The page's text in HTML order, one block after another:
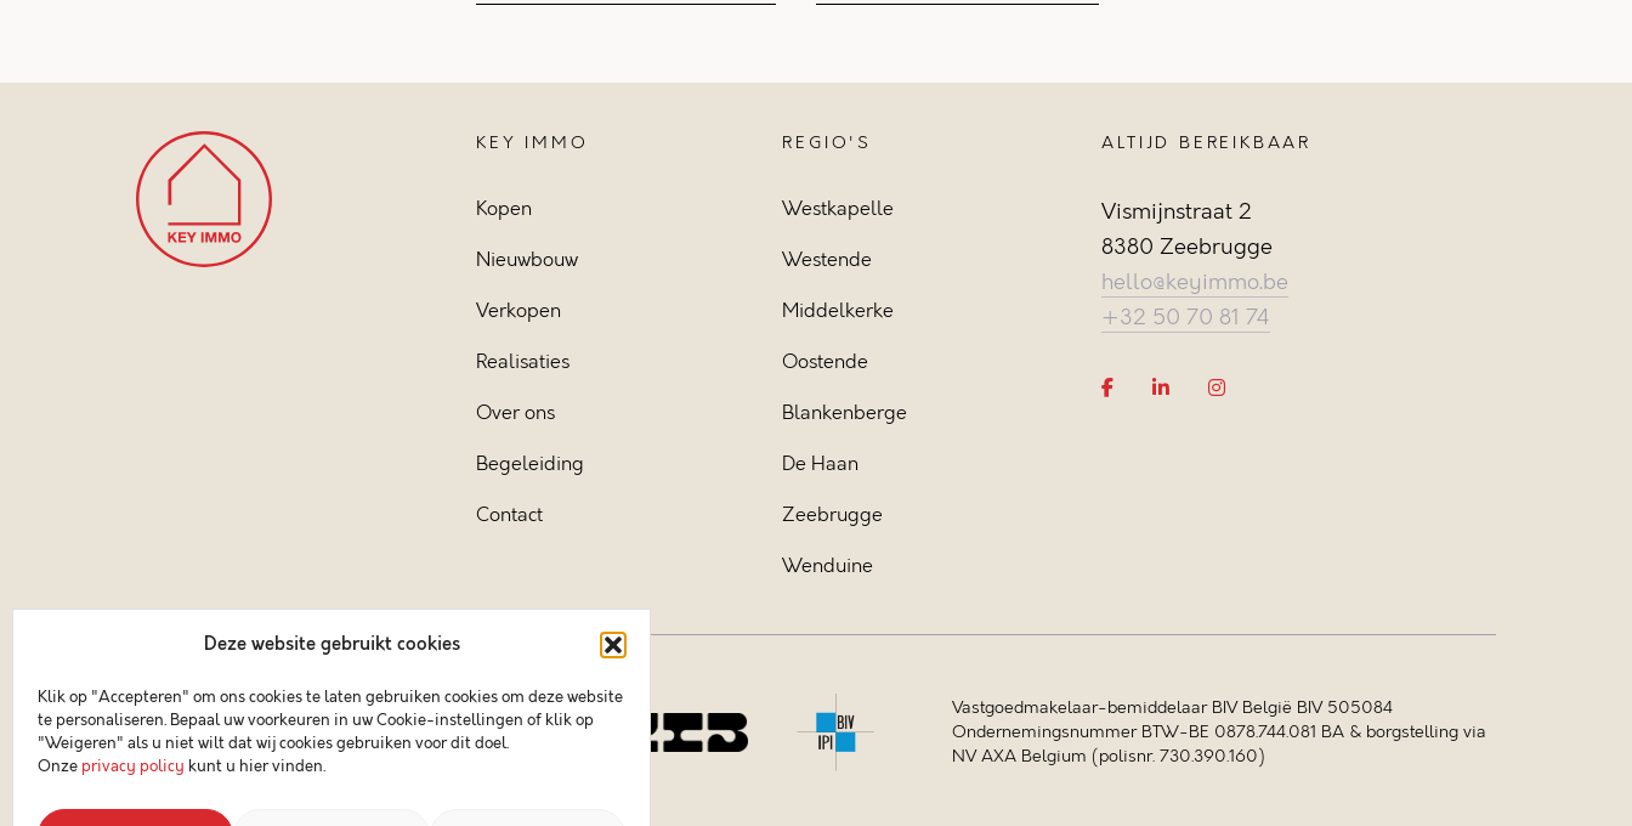
Deze website gebruikt cookies
Klik op "Accepteren" om ons cookies te laten gebruiken cookies om deze website
te personaliseren. Bepaal uw voorkeuren in uw Cookie-instellingen of klik op
"Weigeren" als u niet wilt dat wij cookies gebruiken voor dit doel.
Onze privacy policy kunt u hier vinden.
KEY IMMO
Kopen
Nieuwbouw
Verkopen
Realisaties
Over ons
Begeleiding
Contact
REGIO'S
Westkapelle
Westende
Middelkerke
Oostende
Blankenberge
De Haan
Zeebrugge
Wenduine
ALTIJD BEREIKBAAR
Vismijnstraat 2
8380 Zeebrugge
hello@keyimmo.be
+32 50 70 81 74
Vastgoedmakelaar-bemiddelaar BIV België BIV 505084
Ondernemingsnummer BTW-BE 0878.744.081 BA & borgstelling via
NV AXA Belgium (polisnr. 730.390.160)